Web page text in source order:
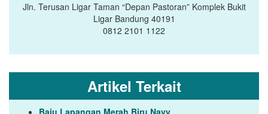
Jln. Terusan Ligar Taman “Depan Pastoran” Komplek Bukit
Ligar Bandung 40191
0812 2101 1122
Artikel Terkait